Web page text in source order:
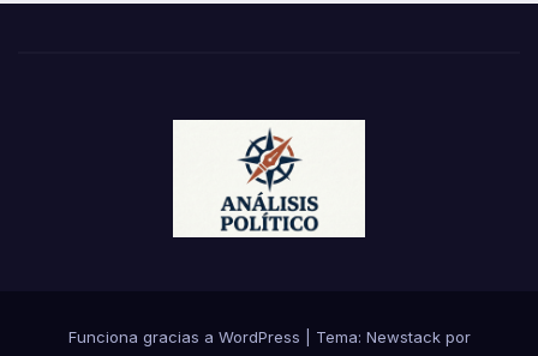
Funciona gracias a WordPress Tema: Newstackpor